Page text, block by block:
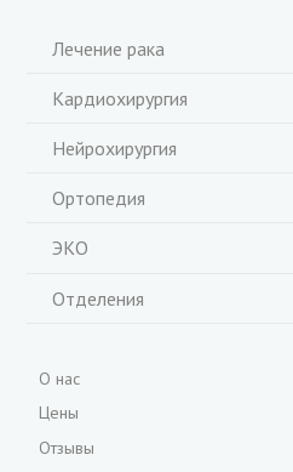
Лечение рака
Кардиохирургия
Нейрохирургия
Ортопедия
ЭКО
Отделения
О нас
Цены
Отзывы